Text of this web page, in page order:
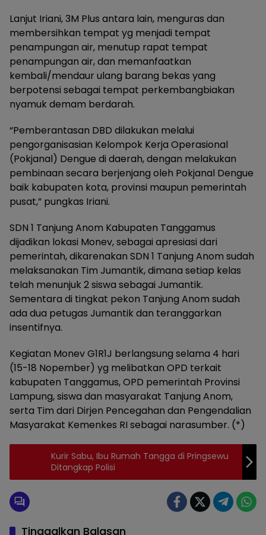
Lanjut Iriani, 3M Plus antara lain, menguras dan
membersihkan tempat yg menjadi tempat
penampungan air, menutup rapat tempat
penampungan air, dan memanfaatkan
kembali/mendaur ulang barang bekas yang
berpotensi sebagai tempat perkembangbiakan
nyamuk demam berdarah.
“Pemberantasan DBD dilakukan melalui
pengorganisasian Kelompok Kerja Operasional
(Pokjanal) Dengue di daerah, dengan melakukan
pembinaan secara berjenjang oleh Pokjanal Dengue
baik kabupaten kota, provinsi maupun pemerintah
pusat,” pungkas Iriani.
SDN 1 Tanjung Anom Kabupaten Tanggamus
dijadikan lokasi Monev, sebagai apresiasi dari
pemerintah, dikarenakan SDN 1 Tanjung Anom sudah
melaksanakan Tim Jumantik, dimana setiap kelas
telah menunjuk 2 siswa sebagai Jumantik.
Sementara di tingkat pekon Tanjung Anom sudah
ada dua petugas Jumantik dan teranggarkan
insentifnya.
Kegiatan Monev G1R1J berlangsung selama 4 hari
(15-18 Nopember) yg melibatkan OPD terkait
kabupaten Tanggamus, OPD pemerintah Provinsi
Lampung, siswa dan masyarakat Tanjung Anom,
serta Tim dari Dirjen Pencegahan dan Pengendalian
Masyarakat Kemenkes RI sebagai narasumber. (*)
Kurir Sabu, Ibu Rumah Tangga di Pringsewu
Ditangkap Polisi
Tinggalkan Balasan